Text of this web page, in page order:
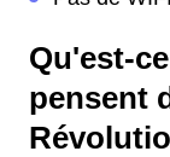
Qu'est-
pensent